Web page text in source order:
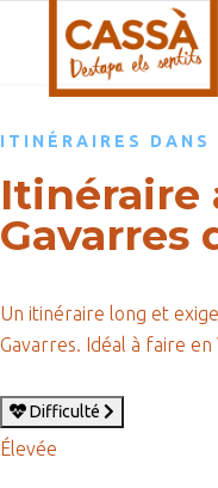
ITINÉRAIRES DANS
Itinéraire
Gavarres
Un itinéraire long et
Gavarres. Idéal à faire en
Difficulté
Élevée